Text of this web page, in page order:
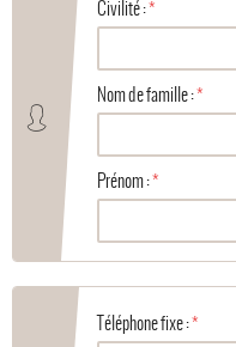
Civilité :
Nom de famille :
Prénom :
Téléphone fixe :